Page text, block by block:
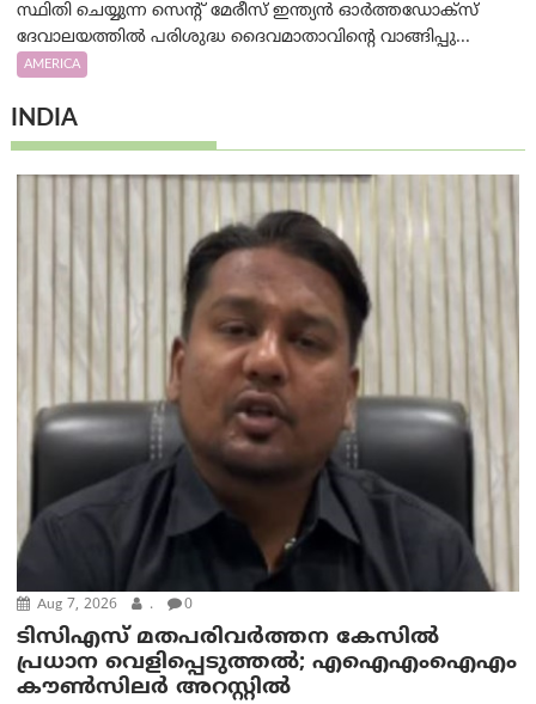
സ്ഥിതി ചെയ്യുന്ന സെന്റ് മേരീസ് ഇന്ത്യൻ ഓർത്തഡോക്സ്
ദേവാലയത്തിൽ പരിശുദ്ധ ദൈവമാതാവിന്റെ വാങ്ങിപ്പു...
AMERICA
INDIA
Aug 7, 2026 . 0
ടിസിഎസ് മതപരിവർത്തന കേസിൽ
പ്രധാന വെളിപ്പെടുത്തൽ; എഐഎംഐഎം
കൗൺസിലർ അറസ്റ്റിൽ